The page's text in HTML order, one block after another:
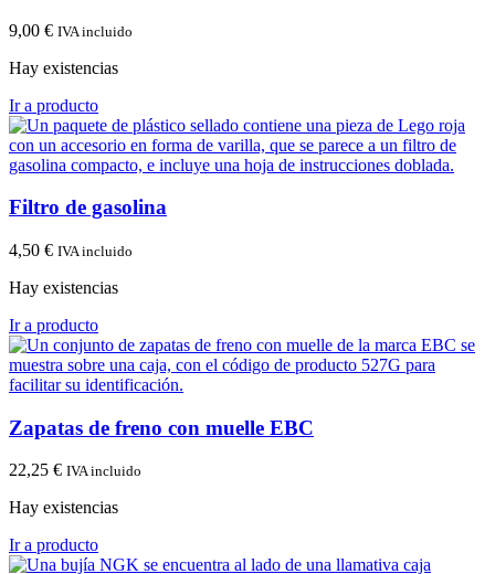
9,00 € IVA incluido
Hay existencias
Ir a producto
Filtro de gasolina
4,50 € IVA incluido
Hay existencias
Ir a producto
Zapatas de freno con muelle EBC
22,25 € IVA incluido
Hay existencias
Ir a producto